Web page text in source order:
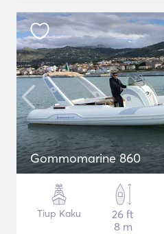
Gommomarine 860
Tiup Kaku
26 ft
8 m